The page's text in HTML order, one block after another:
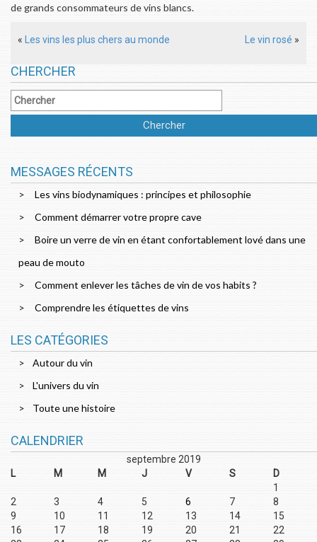
de grands consommateurs de vins blancs.
« Les vins les plus chers au monde Le vin rosé »
CHERCHER
MESSAGES RÉCENTS
Les vins biodynamiques : principes et philosophie
Comment démarrer votre propre cave
Boire un verre de vin en étant confortablement lové dans une
peau de mouto
Comment enlever les tâches de vin de vos habits ?
Comprendre les étiquettes de vins
LES CATÉGORIES
Autour du vin
L'univers du vin
Toute une histoire
CALENDRIER
septembre 2019
L
M M J V S
D
1
2
3 4 5 6 7
8
9
10 11 12 13 14
15
16
17 18 19 20 21
22